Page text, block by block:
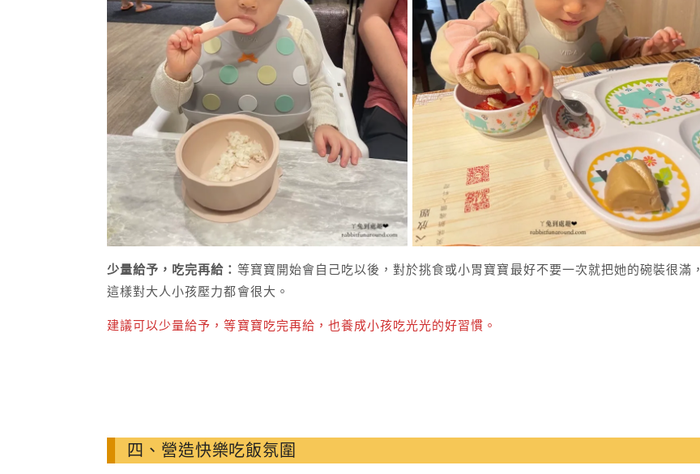
少量給予，吃完再給： 等寶寶開始會自己吃以後，對於挑食或小胃寶寶最好不要一次就把她的碗裝很滿，
這樣對大人小孩壓力都會很大。
建議可以少量給予，等寶寶吃完再給，也養成小孩吃光光的好習慣。
四、營造快樂吃飯氛圍